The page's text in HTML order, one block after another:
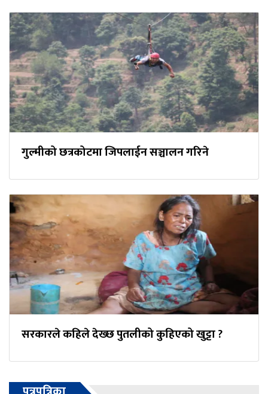
गुल्मीको छत्रकोटमा जिपलाईन सञ्चालन गरिने
सरकारले कहिले देख्छ पुतलीको कुहिएको खुट्टा ?